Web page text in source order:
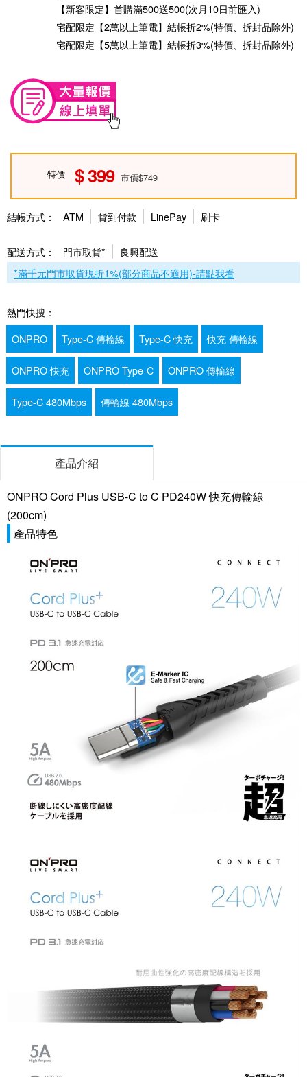
【新客限定】首購滿500送500(次月10日前匯入)
宅配限定【2萬以上筆電】結帳折2%(特價、拆封品除外)
宅配限定【5萬以上筆電】結帳折3%(特價、拆封品除外)
特價 399 市價$749
結帳方式： ATM 貨到付款 LinePay 刷卡
配送方式： 門市取貨*
良興配送
*滿千元門市取貨現折1%(部分商品不適用)-請點我看
熱門快搜：
ONPRO
Type-C 傳輸線 Type-C 快充 快充 傳輸線
ONPRO 快充 ONPRO Type-C ONPRO 傳輸線
Type-C 480Mbps 傳輸線 480Mbps
產品介紹
ONPRO Cord Plus USB-C to C PD240W 快充傳輸線
(200cm)
產品特色